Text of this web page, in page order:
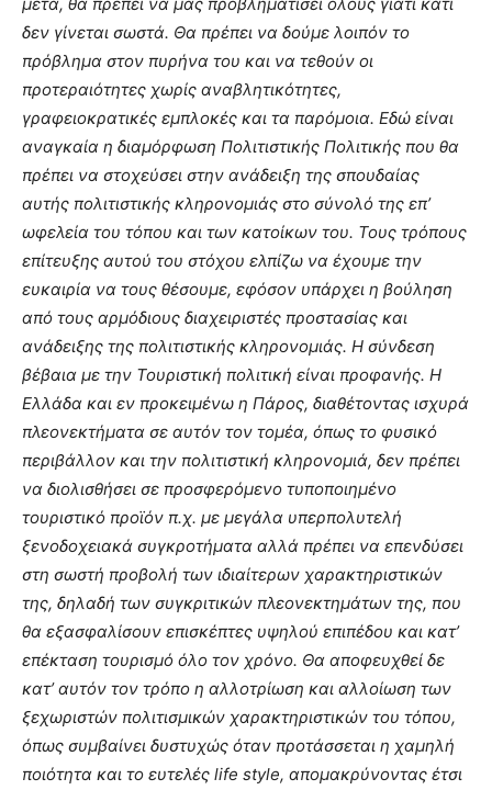
δεν γίνεται σωστά. Θα πρέπει να δούμε λοιπόν το
πρόβλημα στον πυρήνα του και να τεθούν οι
προτεραιότητες χωρίς αναβλητικότητες,
γραφειοκρατικές εμπλοκές και τα παρόμοια. Εδώ είναι
αναγκαία η διαμόρφωση Πολιτιστικής Πολιτικής που θα
πρέπει να στοχεύσει στην ανάδειξη της σπουδαίας
αυτής πολιτιστικής κληρονομιάς στο σύνολό της επ’
ωφελεία του τόπου και των κατοίκων του. Τους τρόπους
επίτευξης αυτού του στόχου ελπίζω να έχουμε την
ευκαιρία να τους θέσουμε, εφόσον υπάρχει η βούληση
από τους αρμόδιους διαχειριστές προστασίας και
ανάδειξης της πολιτιστικής κληρονομιάς. Η σύνδεση
βέβαια με την Τουριστική πολιτική είναι προφανής. Η
Ελλάδα και εν προκειμένω η Πάρος, διαθέτοντας ισχυρά
πλεονεκτήματα σε αυτόν τον τομέα, όπως το φυσικό
περιβάλλον και την πολιτιστική κληρονομιά, δεν πρέπει
να διολισθήσει σε προσφερόμενο τυποποιημένο
τουριστικό προϊόν π.χ. με μεγάλα υπερπολυτελή
ξενοδοχειακά συγκροτήματα αλλά πρέπει να επενδύσει
στη σωστή προβολή των ιδιαίτερων χαρακτηριστικών
της, δηλαδή των συγκριτικών πλεονεκτημάτων της, που
θα εξασφαλίσουν επισκέπτες υψηλού επιπέδου και κατ’
επέκταση τουρισμό όλο τον χρόνο. Θα αποφευχθεί δε
κατ’ αυτόν τον τρόπο η αλλοτρίωση και αλλοίωση των
ξεχωριστών πολιτισμικών χαρακτηριστικών του τόπου,
όπως συμβαίνει δυστυχώς όταν προτάσσεται η χαμηλή
ποιότητα και το ευτελές life style, απομακρύνοντας έτσι